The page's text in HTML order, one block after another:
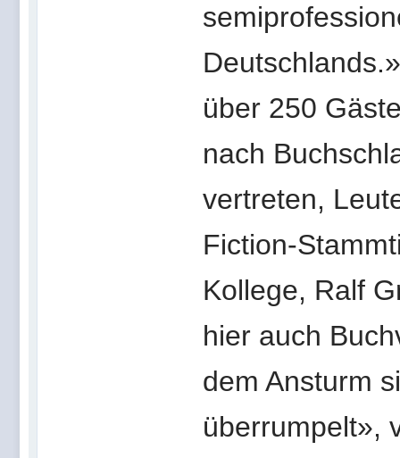
über 250
nach
vertreten,
Fiction-
Kollege, Ralf
hier auch
dem Ansturm
überrumpelt»,